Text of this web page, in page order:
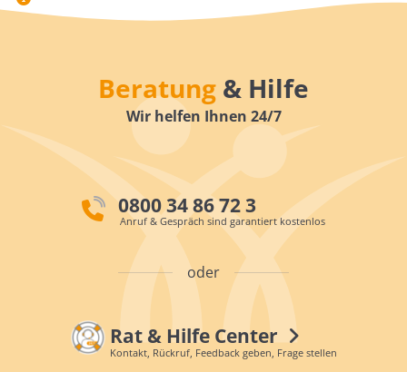
Beratung & Hilfe
Wir helfen Ihnen 24/7
0800 34 86 72 3
Anruf & Gespräch sind garantiert kostenlos
oder
Rat & Hilfe Center
Kontakt, Rückruf, Feedback geben, Frage stellen